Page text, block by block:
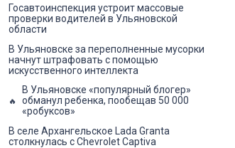
Госавтоинспекция устроит массовые
проверки водителей в Ульяновской
области
В Ульяновске за переполненные мусорки
начнут штрафовать с помощью
искусственного интеллекта
В Ульяновске «популярный блогер»
обманул ребенка, пообещав 50 000
«робуксов»
В селе Архангельское Lada Granta
столкнулась с Chevrolet Captiva